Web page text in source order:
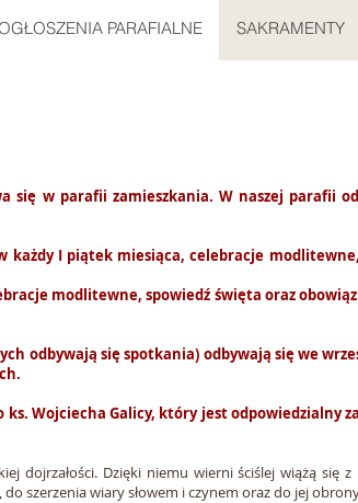
PARAFIALNE SAKRAMENTY
się w parafii zamieszkania. W naszej parafii
każdy I piątek miesiąca, celebracje
modlitewne, spowiedź święta oraz
odbywają się spotkania) odbywają się we
Wojciecha Galicy, który jest odpowiedzialny
dojrzałości. Dzięki niemu wierni ściślej wiążą się
szerzenia wiary słowem i czynem oraz do jej